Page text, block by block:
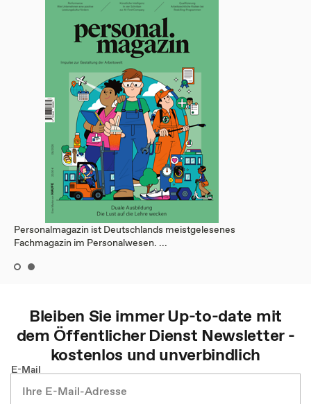
Personalmagazin ist Deutschlands meistgelesenes
Fachmagazin im Personalwesen. ...
Bleiben Sie immer Up-to-date mit
dem Öffentlicher Dienst Newsletter -
kostenlos und unverbindlich
E-Mail